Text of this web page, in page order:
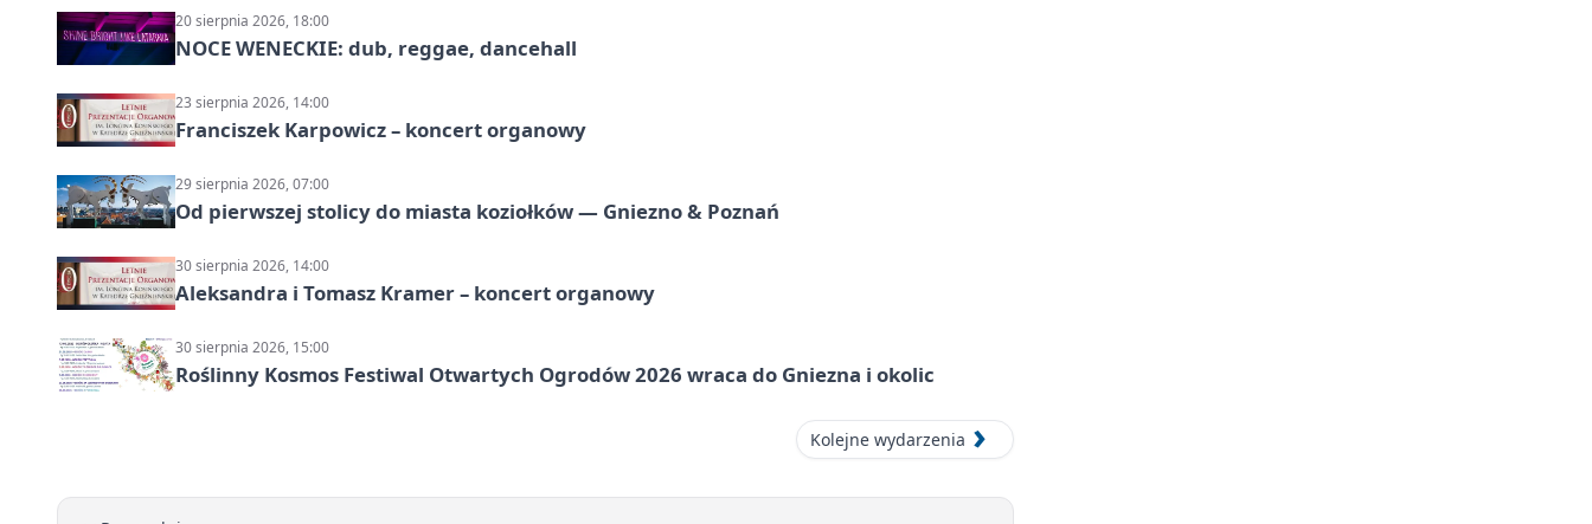
20 sierpnia 2026, 18:00
NOCE WENECKIE: dub, reggae, dancehall
23 sierpnia 2026, 14:00
Franciszek Karpowicz – koncert organowy
29 sierpnia 2026, 07:00
Od pierwszej stolicy do miasta koziołków — Gniezno & Poznań
30 sierpnia 2026, 14:00
Aleksandra i Tomasz Kramer – koncert organowy
30 sierpnia 2026, 15:00
Roślinny Kosmos Festiwal Otwartych Ogrodów 2026 wraca do Gniezna i okolic
Kolejne wydarzenia